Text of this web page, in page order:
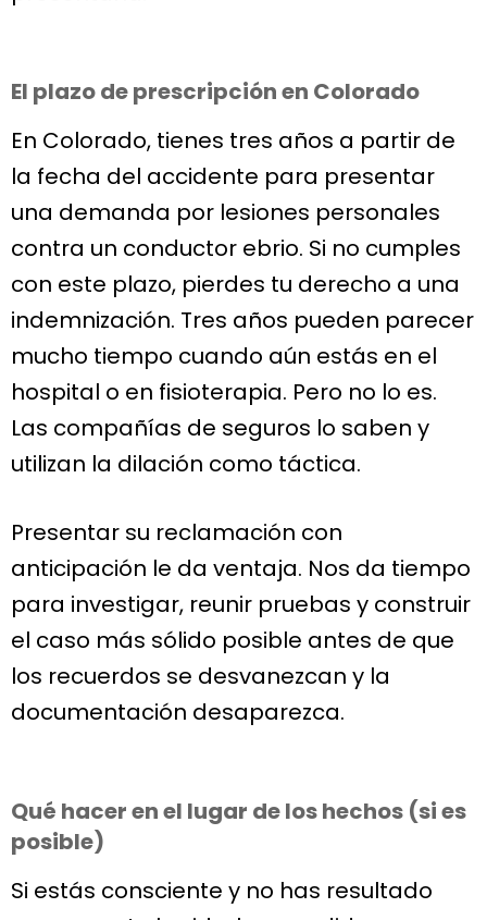
El plazo de prescripción en Colorado
En Colorado, tienes tres años a partir de
la fecha del accidente para presentar
una demanda por lesiones personales
contra un conductor ebrio. Si no cumples
con este plazo, pierdes tu derecho a una
indemnización. Tres años pueden parecer
mucho tiempo cuando aún estás en el
hospital o en fisioterapia. Pero no lo es.
Las compañías de seguros lo saben y
utilizan la dilación como táctica.
Presentar su reclamación con
anticipación le da ventaja. Nos da tiempo
para investigar, reunir pruebas y construir
el caso más sólido posible antes de que
los recuerdos se desvanezcan y la
documentación desaparezca.
Qué hacer en el lugar de los hechos (si es
posible)
Si estás consciente y no has resultado